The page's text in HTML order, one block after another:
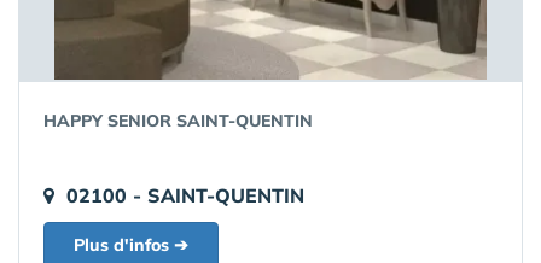
HAPPY SENIOR SAINT-QUENTIN
02100 - SAINT-QUENTIN
Plus d'infos ➔